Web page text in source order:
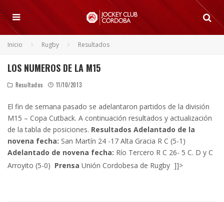
Inicio Rugby Resultados
LOS NUMEROS DE LA M15
Resultados 11/10/2013
El fin de semana pasado se adelantaron partidos de la división
M15 – Copa Cutback. A continuación resultados y actualización
de la tabla de posiciones. Resultados Adelantado de la
novena fecha: San Martín 24 -17 Alta Gracia R C (5-1)
Adelantado de novena fecha: Río Tercero R C 26- 5 C. D y C
Arroyito (5-0) Prensa Unión Cordobesa de Rugby ]]>